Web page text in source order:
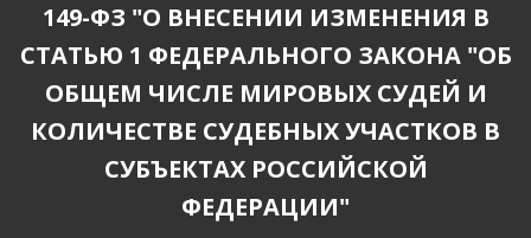
149-ФЗ "О ВНЕСЕНИИ ИЗМЕНЕНИЯ В
СТАТЬЮ 1 ФЕДЕРАЛЬНОГО ЗАКОНА "ОБ
ОБЩЕМ ЧИСЛЕ МИРОВЫХ СУДЕЙ И
КОЛИЧЕСТВЕ СУДЕБНЫХ УЧАСТКОВ В
СУБЪЕКТАХ РОССИЙСКОЙ
ФЕДЕРАЦИИ"